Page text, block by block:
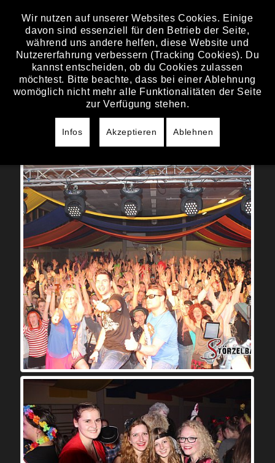
FREITAG, 06. FEBRUAR 2015
DITTENHEIM -
FASCHINGSPARTY
Von Anfang bis zum Ende eine absolut geile
Spaß mit den Bildern!
Wir nutzen auf unserer Websites Cookies. Einige
davon sind essenziell für den Betrieb der Seite,
während uns andere helfen, diese Website und
Nutzererfahrung verbessern (Tracking Cookies). Du
kannst entscheiden, ob du Cookies zulassen
möchtest. Bitte beachte, dass bei einer Ablehnung
womöglich nicht mehr alle Funktionalitäten der Seite
zur Verfügung stehen.
Infos Akzeptieren Ablehnen